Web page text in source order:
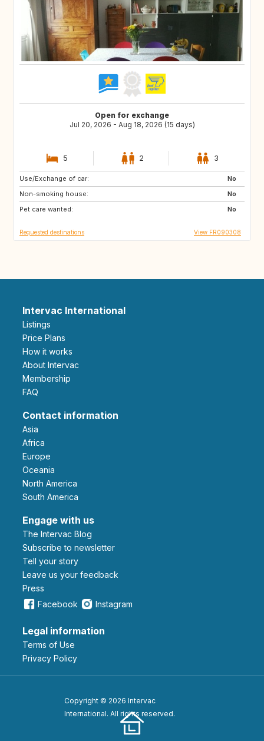
Open for exchange
Jul 20, 2026 - Aug 18, 2026 (15 days)
5 2 3
Use/Exchange of car:
No
Non-smoking house:
No
Pet care wanted:
No
ES
IT
PT
Requested destinations View FR090308
Intervac International
Listings
Price Plans
How it works
About Intervac
Membership
FAQ
Contact information
Asia
Africa
Europe
Oceania
North America
South America
Engage with us
The Intervac Blog
Subscribe to newsletter
Tell your story
leave us your feedback
Press
Facebook
Instagram
Legal information
Terms of Use
Privacy Policy
Copyright © 2026 Intervac
International. All rights reserved.